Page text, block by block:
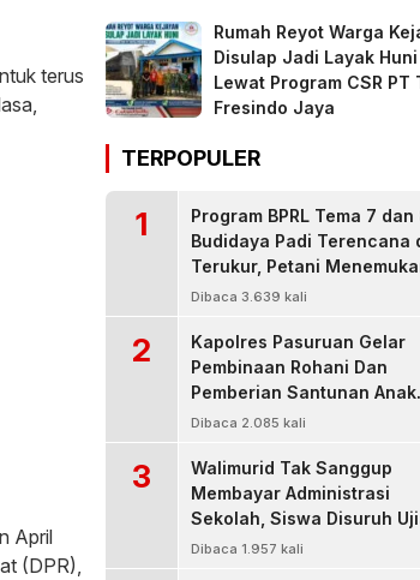
terus
April
(DPR),
Rumah Reyot Warga
Disulap Jadi Layak Huni
Lewat Program CSR PT
Fresindo Jaya
TERPOPULER
1
Program BPRL Tema 7 dan
Budidaya Padi Terencana
Terukur, Petani
Penanggulangan Hama
Dibaca 3.639 kali
2
Kapolres Pasuruan Gelar
Pembinaan Rohani Dan
Pemberian Santunan Anak
Yatim untuk Tingkatkan
Dibaca 2.085 kali
3
Walimurid Tak Sanggup
Membayar Administrasi
Sekolah, Siswa Disuruh
di Luar Kelas
Dibaca 1.957 kali